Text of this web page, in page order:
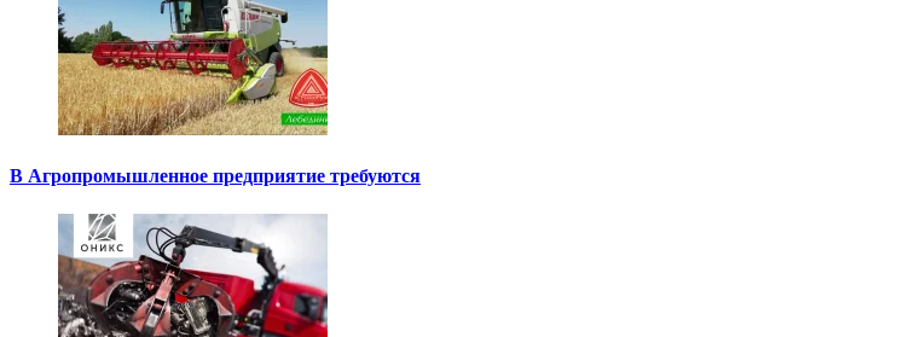
В Агропромышленное предприятие требуются